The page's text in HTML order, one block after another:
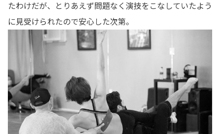
たわけだが、とりあえず問題なく演技をこなしていたよう
に見受けられたので安心した次第。